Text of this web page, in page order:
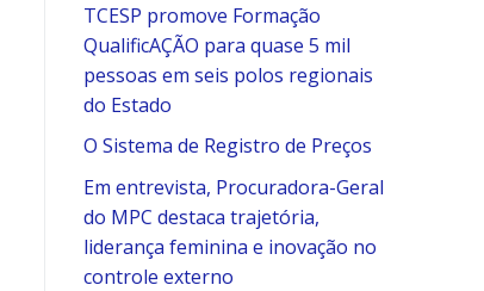
TCESP promove Formação
QualificAÇÃO para quase 5 mil
pessoas em seis polos regionais
do Estado
O Sistema de Registro de Preços
Em entrevista, Procuradora-Geral
do MPC destaca trajetória,
liderança feminina e inovação no
controle externo